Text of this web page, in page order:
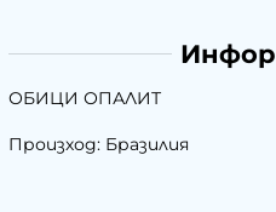
ОБИЦИ ОПАЛИТ
Произход: Бразилия